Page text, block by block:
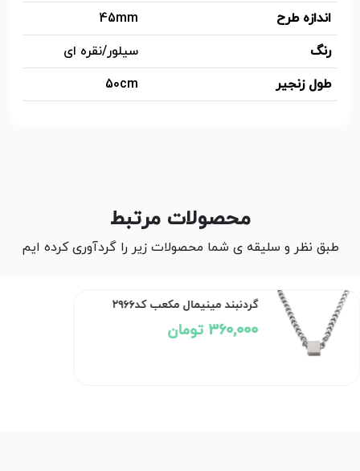
اندازه طرح
45mm
رنگ
سیلور/نقره ای
طول زنجیر
50cm
محصولات مرتبط
طبق نظر و سلیقه ی شما محصولات زیر را گردآوری کرده ایم
گردنبند مینیمال مکعب کد۲۹۶۶
360,000 تومان